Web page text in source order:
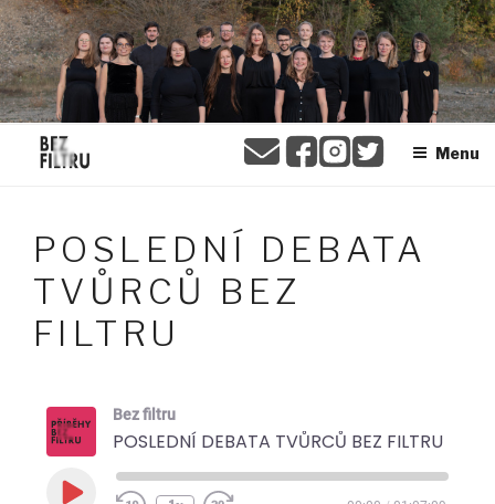
Přejít
k
obsahu
webu
BEZ FILTRU
Menu
POSLEDNÍ DEBATA
TVŮRCŮ BEZ
FILTRU
Bez filtru
POSLEDNÍ DEBATA TVŮRCŮ BEZ FILTRU
Play